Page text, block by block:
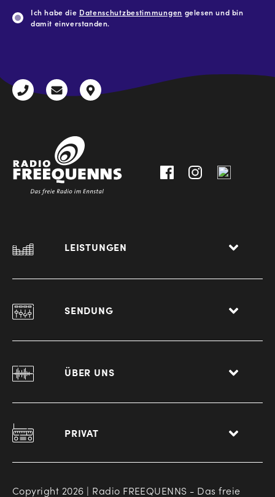
Ich habe die Datenschutzbestimmungen gelesen und bin
damit einverstanden.
+43
radio@freequenns.at
Kulturhausstraße
LEISTUNGEN
SENDUNG
ÜBER UNS
PRIVAT
Copyright 2026 | Radio FREEQUENNS - Das freie